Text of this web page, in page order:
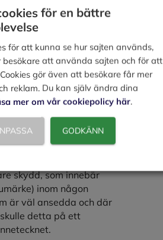
har rätt att hindra
att använda ett
Bogax AB som bedriver
bedriver verksamhet
eget
skydd, som innebär
inom någon
är väl ansedda och där
detta på ett
för en bättre
för att kunna se hur sajten används,
att använda sajten och för att
gör även att besökare får mer
reklam. Du kan själv ändra dina
mer om vår cookiepolicy här.
GODKÄNN